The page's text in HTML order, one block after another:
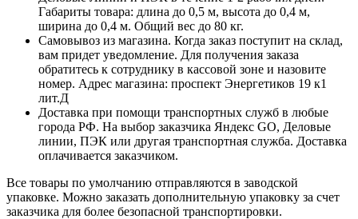
Габариты товара: длина до 0,5 м, высота до 0,4 м,
ширина до 0,4 м. Общий вес до 80 кг.
Самовывоз из магазина. Когда заказ поступит на склад,
вам придет уведомление. Для получения заказа
обратитесь к сотруднику в кассовой зоне и назовите
номер. Адрес магазина: проспект Энергетиков 19 к1
лит.Д
Доставка при помощи транспортных служб в любые
города РФ. На выбор заказчика Яндекс GO, Деловые
линии, ПЭК или другая транспортная служба. Доставка
оплачивается заказчиком.
Все товары по умолчанию отправляются в заводской
упаковке. Можно заказать дополнительную упаковку за счет
заказчика для более безопасной транспортировки.